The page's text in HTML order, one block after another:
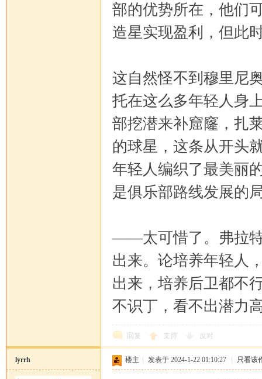
部的优势所在，他们
造星实现盈利，但此
这自然怪不到穆里尼
托在这么多年轻人身
部挖潜来补窟窿，扎
的球星，这条从开头
年轻人编织了最美丽
是俱乐部路线发展的
——太可惜了。弗拉特
出来。论培养年轻人
出来，培养后卫都不
不识丁，看不出潜力
回复 支持 反对
lyrrh 楼主 发表于 2024-1-22 01:10:27 只看该